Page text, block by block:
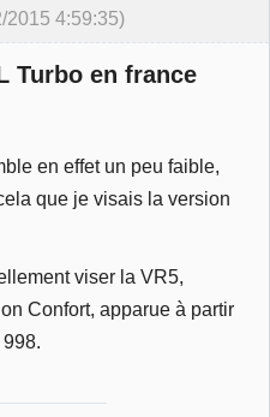
2015 4:59:35)
Turbo en france
en effet un peu faible,
que je visais la version
viser la VR5,
Confort, apparue à partir